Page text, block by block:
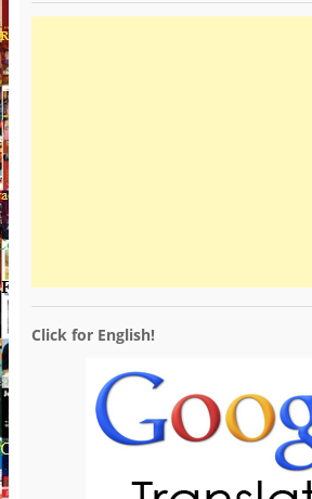
Click for English!